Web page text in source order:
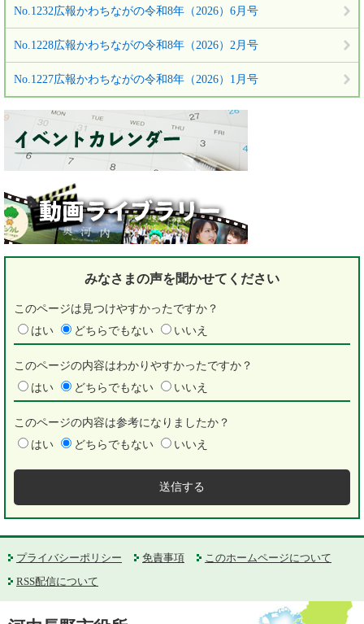
No.1232広報かわちながの令和8年（2026）6月号
No.1228広報かわちながの令和8年（2026）2月号
No.1227広報かわちながの令和8年（2026）1月号
みなさまの声を聞かせてください
このページは見つけやすかったですか？
はい
どちらでもない いいえ
このページの内容はわかりやすかったですか？
はい
どちらでもない いいえ
このページの内容は参考になりましたか？
はい
どちらでもない いいえ
プライバシーポリシー 免責事項
このホームページについて
RSS配信について